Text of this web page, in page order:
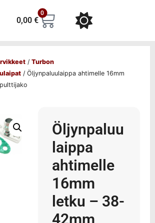
0,00 €
0
/ Turbon
/ Öljynpaluulaippa ahtimelle 16mm
Öljynpaluu
laippa
ahtimelle
16mm
letku – 38-
42mm